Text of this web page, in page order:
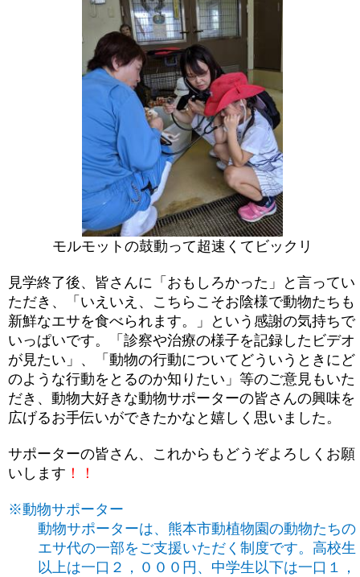
モルモットの鼓動って超速くてビックリ
見学終了後、皆さんに「おもしろかった」と言ってい
ただき、「いえいえ、こちらこそお陰様で動物たちも
新鮮なエサを食べられます。」という感謝の気持ちで
いっぱいです。「診察や治療の様子を記録したビデオ
が見たい」、「動物の行動についてどういうときにど
のような行動をとるのか知りたい」等のご意見もいた
だき、動物大好きな動物サポーターの皆さんの興味を
広げるお手伝いができたかなと嬉しく思いました。
サポーターの皆さん、これからもどうぞよろしくお願
いします ！！
※動物サポーター
動物サポーターは、熊本市動植物園の動物たちの
エサ代の一部をご支援いただく制度です。高校生
以上は一口２，０００円、中学生以下は一口１，